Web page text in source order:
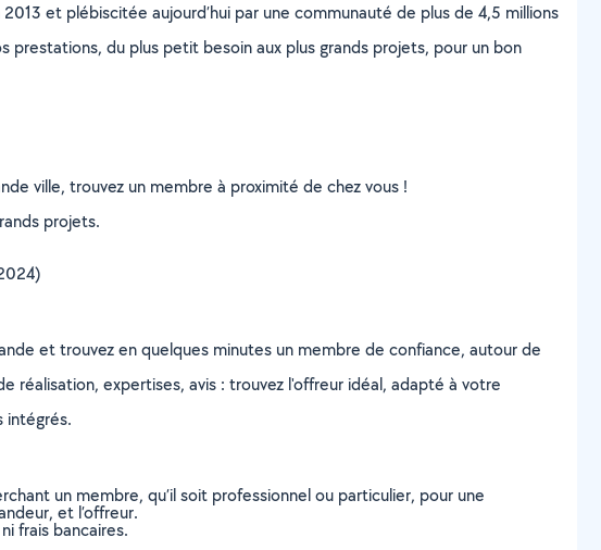
et plébiscitée aujourd’hui par une communauté de plus de 4,5 millions
du plus petit besoin aux plus grands projets, pour un bon
ville, trouvez un membre à proximité de chez vous !
projets.
et trouvez en quelques minutes un membre de confiance, autour de
réalisation, expertises, avis : trouvez l'offreur idéal, adapté à votre
intégrés.
un membre, qu’il soit professionnel ou particulier, pour une
et l’offreur.
frais bancaires.